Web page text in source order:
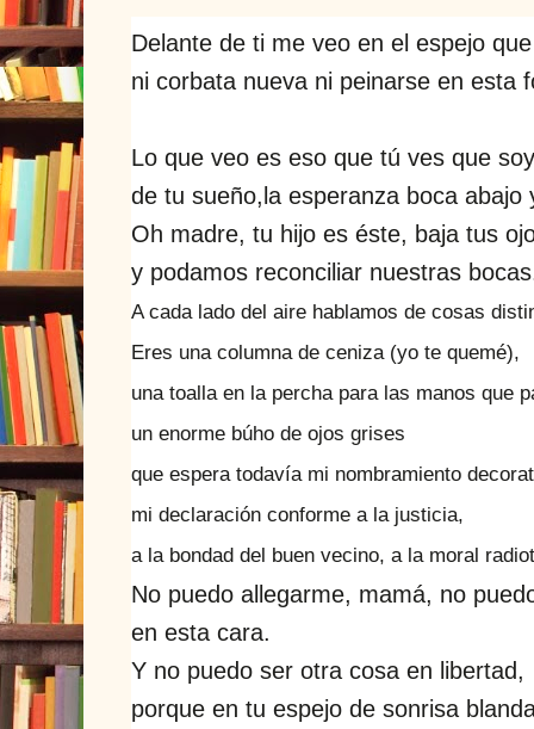
Delante de ti me veo en el espejo
ni corbata nueva ni peinarse en esta
Lo que veo es eso que tú ves que
de tu sueño, la esperanza boca
Oh madre, tu hijo es éste, baja tus
y podamos reconciliar nuestras
A cada lado del aire hablamos de cosas
Eres una columna de ceniza (yo te quemé),
una toalla en la percha para las manos que
un enorme búho de ojos grises
que espera todavía mi nombramiento
mi declaración conforme a la justicia,
a la bondad del buen vecino, a la moral
No puedo allegarme, mamá, no
en esta cara.
Y no puedo ser otra cosa en libertad,
porque en tu espejo de sonrisa